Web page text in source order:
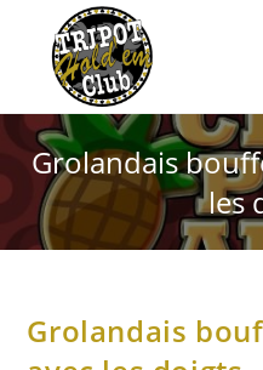
Grolandais
les
Grolandais